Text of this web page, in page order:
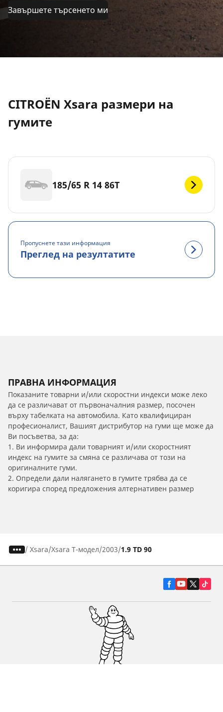
Завършете търсенето ми
CITROËN Xsara размери на
гумите
185/65 R 14 86T
Пропуснете тази информация
Преглед на резултатите
ПРАВНА ИНФОРМАЦИЯ
Показаните товарни и/или скоростни индекси може леко
да се различават от първоначалния размер, посочен
върху табелката на автомобила. Като квалифициран
професионалист, Вашият дистрибутор на гуми ще може да
Ви посъветва, за да:
1. Ви информира дали товарният и/или скоростният
индекс на гумите за смяна се различава от този на
оригиналните гуми.
2. Определи дали налягането в гумите трябва да се
коригира според предложения алтернативен размер
/ Xsara Xsara Т-модел 2003 1.9 TD 90